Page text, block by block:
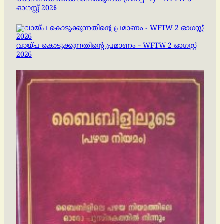
ഓഗസ്റ്റ് 2026
വായ്പ കൊടുക്കുന്നതിന്റെ പ്രമാണം – WFTW 2 ഓഗസ്റ്റ്
2026